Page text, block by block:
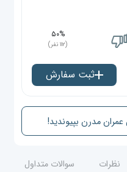
۵۰%
(۱۱۲ نفر)
ثبت سفارش
مدرن بپیوندید!
نظرات سوالات متداول